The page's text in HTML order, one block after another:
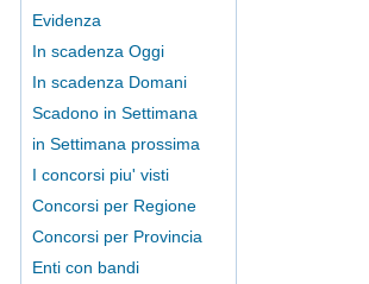
Evidenza
In scadenza Oggi
In scadenza Domani
Scadono in Settimana
in Settimana prossima
I concorsi piu' visti
Concorsi per Regione
Concorsi per Provincia
Enti con bandi